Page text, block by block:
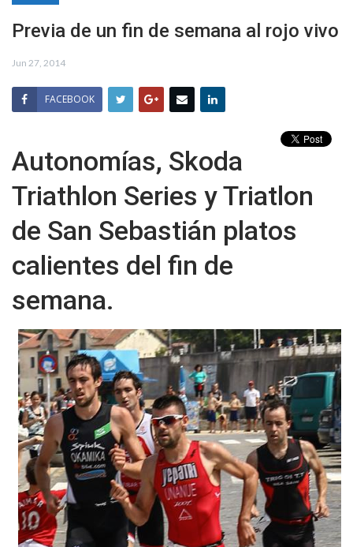
Previa de un fin de semana al rojo vivo
Jun 27, 2014
FACEBOOK
Autonomías, Skoda
Triathlon Series y Triatlon
de San Sebastián platos
calientes del fin de
semana.